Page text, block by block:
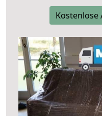
Kostenlose